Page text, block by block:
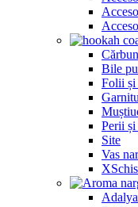
Bile
Folii și
Perii
Site
Vas
Adalya